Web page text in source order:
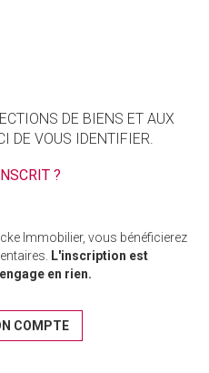
DE BIENS ET AUX
DE VOUS IDENTIFIER.
?
Immobilier, vous bénéficierez
L'inscription est
en rien.
COMPTE